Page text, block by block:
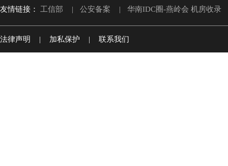
友情链接： 工信部 | 公安备案 | 华南IDC圈-燕岭会 机房收录
法律声明 | 加私保护 | 联系我们